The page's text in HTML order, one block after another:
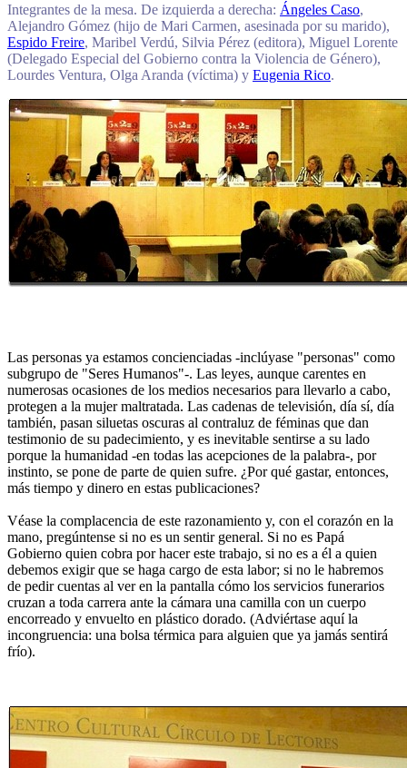
Integrantes de la mesa. De izquierda a derecha: Ángeles Caso,
Alejandro Gómez (hijo de Mari Carmen, asesinada por su marido),
Espido Freire, Maribel Verdú, Silvia Pérez (editora), Miguel Lorente
(Delegado Especial del Gobierno contra la Violencia de Género),
Lourdes Ventura, Olga Aranda (víctima) y Eugenia Rico.
Las personas ya estamos concienciadas -inclúyase "personas" como
subgrupo de "Seres Humanos"-. Las leyes, aunque carentes en
numerosas ocasiones de los medios necesarios para llevarlo a cabo,
protegen a la mujer maltratada. Las cadenas de televisión, día sí, día
también, pasan siluetas oscuras al contraluz de féminas que dan
testimonio de su padecimiento, y es inevitable sentirse a su lado
porque la humanidad -en todas las acepciones de la palabra-, por
instinto, se pone de parte de quien sufre. ¿Por qué gastar, entonces,
más tiempo y dinero en estas publicaciones?
Véase la complacencia de este razonamiento y, con el corazón en la
mano, pregúntense si no es un sentir general. Si no es Papá
Gobierno quien cobra por hacer este trabajo, si no es a él a quien
debemos exigir que se haga cargo de esta labor; si no le habremos
de pedir cuentas al ver en la pantalla cómo los servicios funerarios
cruzan a toda carrera ante la cámara una camilla con un cuerpo
encorreado y envuelto en plástico dorado. (Adviértase aquí la
incongruencia: una bolsa térmica para alguien que ya jamás sentirá
frío).